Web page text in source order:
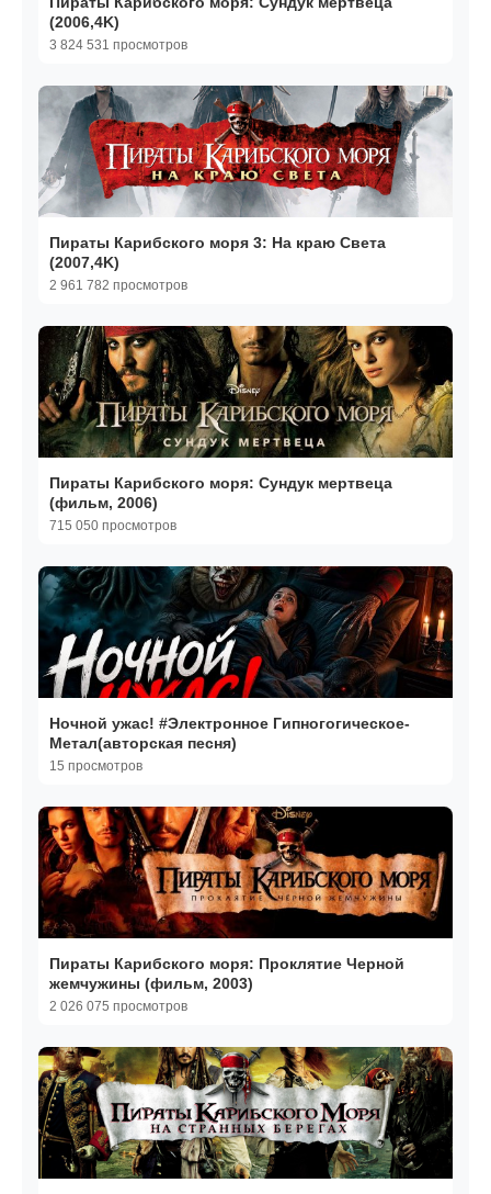
(2006,4K)
3 824 531 просмотров
Пираты Карибского моря 3: На краю Света
(2007,4K)
2 961 782 просмотров
Пираты Карибского моря: Сундук мертвеца
(фильм, 2006)
715 050 просмотров
Ночной ужас! #Электронное Гипногогическое-
Метал(авторская песня)
15 просмотров
Пираты Карибского моря: Проклятие Черной
жемчужины (фильм, 2003)
2 026 075 просмотров